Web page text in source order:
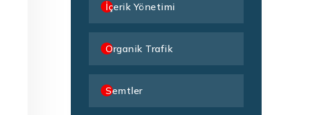
İçerik Yönetimi
Organik Trafik
Semtler